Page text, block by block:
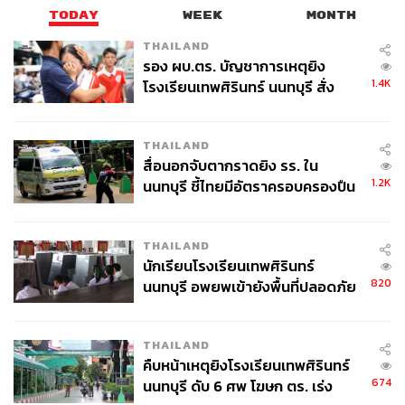
TODAY WEEK MONTH
THAILAND
รอง ผบ.ตร. บัญชาการเหตุยิง
โรงเรียนเทพศิรินทร์ นนทบุรี สั่ง
1.4K
THAILAND
สื่อนอกจับตากราดยิง รร. ใน
นนทบุรี ชี้ไทยมีอัตราครอบครองปืน
1.2K
THAILAND
นักเรียนโรงเรียนเทพศิรินทร์
นนทบุรี อพยพเข้ายังพื้นที่ปลอดภัย
820
THAILAND
คืบหน้าเหตุยิงโรงเรียนเทพศิรินทร์
นนทบุรี ดับ 6 ศพ โฆษก ตร. เร่ง
674